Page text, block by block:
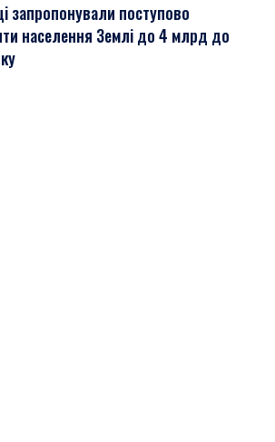
запропонували поступово
населення Землі до 4 млрд до